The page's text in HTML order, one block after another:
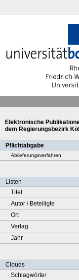
Elektronische
dem Regierungsbezirk
Pflichtabgabe
Ablieferungsverfahren
Listen
Titel
Autor / Beteiligte
Ort
Verlag
Jahr
Clouds
Schlagwörter